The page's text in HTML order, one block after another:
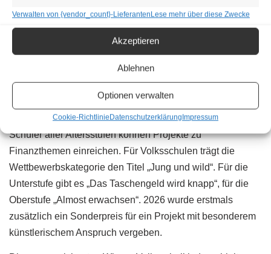
Verwalten von {vendor_count}-LieferantenLese mehr über diese Zwecke
Akzeptieren
Ablehnen
Optionen verwalten
Cookie-RichtlinieDatenschutzerklärungImpressum
Finanzministerium übernimmt
Schirmherrschaft
Beim KARDEA!-Preis reicht die institutionelle Beteiligung
Finanzbildungszentrum bis zur Universität und zum
Finanzministerium.
Schüler aller Altersstufen können Projekte zu
Finanzthemen einreichen. Für Volksschulen trägt die
Wettbewerbskategorie den Titel „Jung und wild“. Für die
Unterstufe gibt es „Das Taschengeld wird knapp“, für die
Oberstufe „Almost erwachsen“. 2026 wurde erstmals
zusätzlich ein Sonderpreis für ein Projekt mit besonderem
künstlerischem Anspruch vergeben.